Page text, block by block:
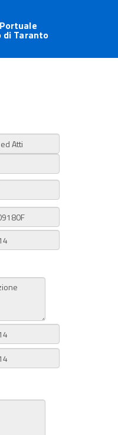
di Taranto